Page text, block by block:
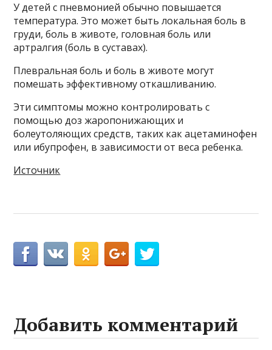
У детей с пневмонией обычно повышается
температура. Это может быть локальная боль в
груди, боль в животе, головная боль или
артралгия (боль в суставах).
Плевральная боль и боль в животе могут
помешать эффективному откашливанию.
Эти симптомы можно контролировать с
помощью доз жаропонижающих и
болеутоляющих средств, таких как ацетаминофен
или ибупрофен, в зависимости от веса ребенка.
Источник
Добавить комментарий